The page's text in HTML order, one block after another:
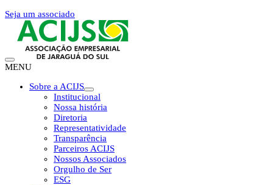
Seja um associado
MENU
Sobre a ACIJS
Institucional
Nossa história
Diretoria
Representatividade
Transparência
Parceiros ACIJS
Nossos Associados
Orgulho de Ser
ESG